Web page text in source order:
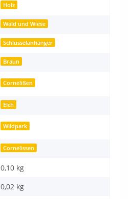
Holz
Wald und Wiese
Schlüsselanhänger
Braun
Cornelißen
Elch
Wildpark
Cornelissen
0,10 kg
0,02 kg